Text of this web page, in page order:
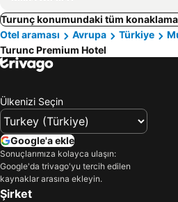
Turunç konumundaki tüm
Otel araması
Avrupa Türkiye
Turunc Premium Hotel
Ülkenizi Seçin
Google'a ekle
Sonuçlarımıza kolayca ulaşın:
Google'da trivago'yu tercih edilen
kaynaklar arasına ekleyin.
Şirket